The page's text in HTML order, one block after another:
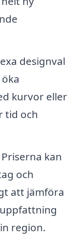
designval
kurvor eller
tid och
Priserna kan
och
att jämföra
region.